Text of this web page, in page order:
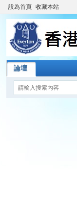
設為首頁 收藏本站
論壇